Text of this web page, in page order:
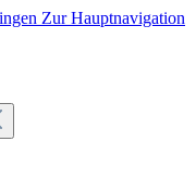
Zur Hauptnavigation